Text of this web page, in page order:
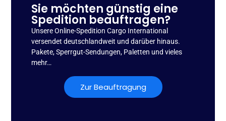
Sie möchten günstig eine
Spedition beauftragen?
Unsere Online-Spedition Cargo International
versendet deutschlandweit und darüber hinaus.
Pakete, Sperrgut-Sendungen, Paletten und vieles
mehr…
Zur Beauftragung